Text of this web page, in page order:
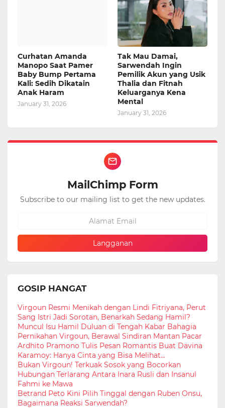
Curhatan Amanda
Manopo Saat Pamer
Baby Bump Pertama
Kali: Sedih Dikatain
Anak Haram
January 31, 2026
Tak Mau Damai,
Sarwendah Ingin
Pemilik Akun yang Usik
Thalia dan Fitnah
Keluarganya Kena
Mental
January 31, 2026
MailChimp Form
Subscribe to our mailing list to get the new updates.
GOSIP HANGAT
Virgoun Resmi Menikah dengan Lindi Fitriyana, Perut
Sang Istri Jadi Sorotan, Benarkah Sedang Hamil?
Muncul Isu Hamil Duluan di Tengah Kabar Bahagia
Pernikahan Virgoun, Berawal Sindiran Mantan Pacar
Ardhito Pramono Tulis Pesan Romantis Buat Davina
Karamoy: Hanya Cinta yang Bisa Melihat...
Bukan Virgoun! Terkuak Sosok yang Bocorkan
Hubungan Terlarang Antara Inara Rusli dan Insanul
Fahmi ke Mawa
Betrand Peto Kini Pilih Tinggal dengan Ruben Onsu,
Bagaimana Reaksi Sarwendah?